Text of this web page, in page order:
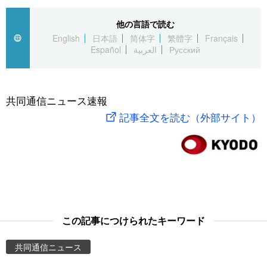
العربية
社会
旅と暮らし
社会
文化
科学・技術
暮らし
お知らせ
他の言語で読む
English
日本語 简体字 繁體字
Français
Español
العربية Русский
共同通信ニュース速報
記事全文を読む（外部サイト）
この記事につけられたキーワード
共同通信ニュース